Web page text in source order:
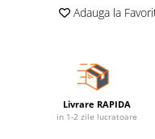
Adauga la
Livrare RAPIDA
in 1-2 zile lucratoare